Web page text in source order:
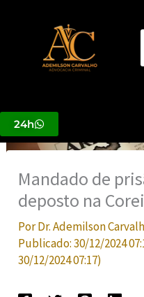
conteúdo
24h
Mandado de
deposto na
PorDr. Ademilson
Publicado:30/12/2024
30/12/2024 07:17)